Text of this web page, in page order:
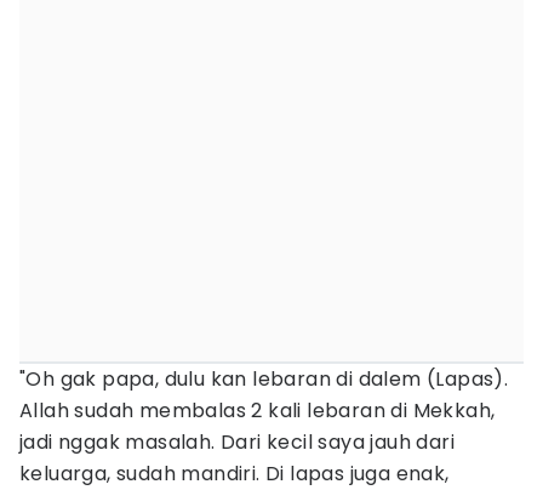
"Oh gak papa, dulu kan lebaran di dalem (Lapas).
Allah sudah membalas 2 kali lebaran di Mekkah,
jadi nggak masalah. Dari kecil saya jauh dari
keluarga, sudah mandiri. Di lapas juga enak,